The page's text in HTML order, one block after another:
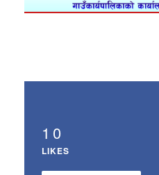
10
LIKES